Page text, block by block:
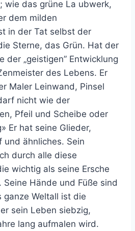
wie das grüne La ubwerk,
dem milden
in der Tat selbst der
Sterne, das Grün. Hat der
der „geistigen” Entwicklung
des Lebens. Er
Maler Leinwand, Pinsel
nicht wie der
Pfeil und Scheibe oder
Er hat seine Glieder,
und ähnliches. Sein
durch alle diese
wichtig als seine Ersche
Hände und Füße sind
ganze Weltall ist die
sein Leben siebzig,
lang aufmalen wird.